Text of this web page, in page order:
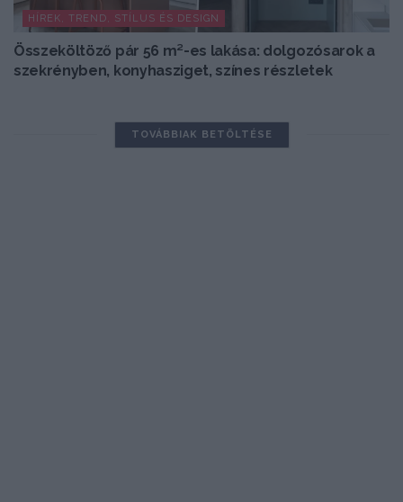
HÍREK, TREND, STÍLUS ÉS DESIGN
Összeköltöző pár 56 m²-es lakása: dolgozósarok a
szekrényben, konyhasziget, színes részletek
TOVÁBBIAK BETÖLTÉSE